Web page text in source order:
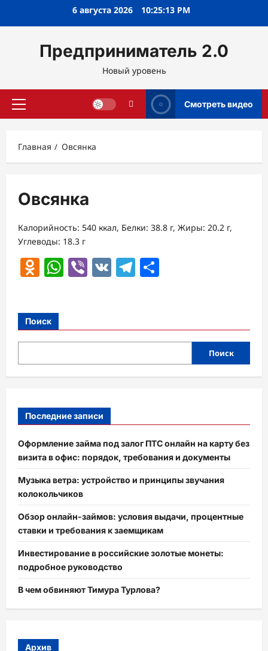
6 августа 2026 10:25:13 PM
Предприниматель 2.0
Новый уровень
Основное
Смотреть видео
Главная Овсянка
Овсянка
Калорийность: 540 ккал, Белки: 38.8 г, Жиры: 20.2 г,
Углеводы: 18.3 г
Odnoklassniki
WhatsApp
Viber
VK Telegram
Поиск
Поиск
Последние записи
Оформление займа под залог ПТС онлайн на карту без
визита в офис: порядок, требования и документы
Музыка ветра: устройство и принципы звучания
колокольчиков
Обзор онлайн-займов: условия выдачи, процентные
ставки и требования к заемщикам
Инвестирование в российские золотые монеты:
подробное руководство
В чем обвиняют Тимура Турлова?
Архив